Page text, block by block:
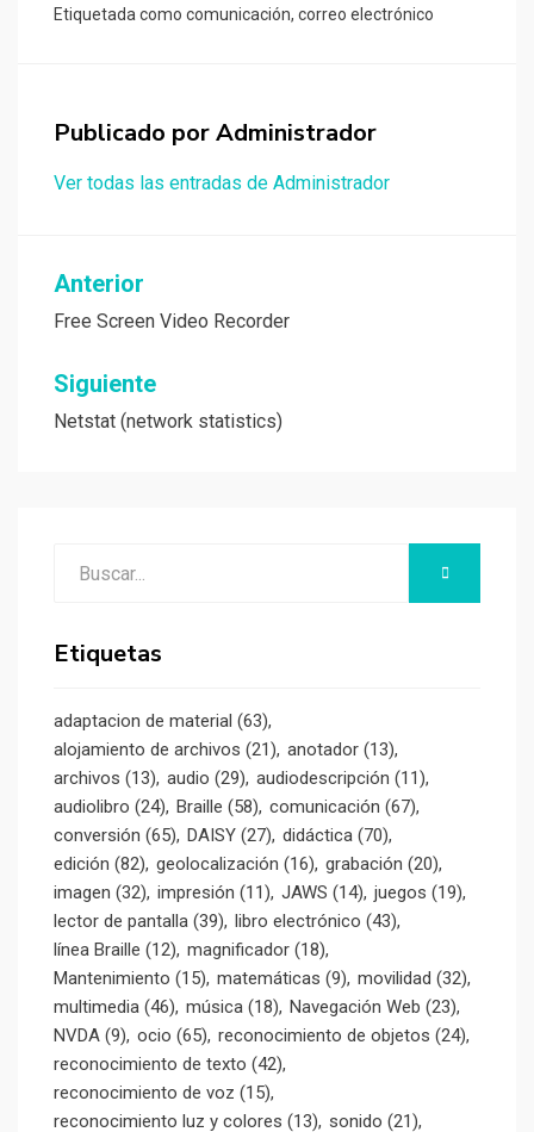
Etiquetada como comunicación, correo electrónico
Publicado porAdministrador
Ver todas las entradas de Administrador
Navegación
de
entradas
Anterior
Free Screen Video Recorder
Siguiente
Netstat (network statistics)
BUSCAR
Etiquetas
adaptacion de material (63)
alojamiento de archivos (21) anotador (13)
archivos (13) audio (29) audiodescripción (11)
audiolibro (24) Braille (58) comunicación (67)
conversión (65) DAISY (27) didáctica (70)
edición (82) geolocalización (16) grabación (20)
imagen (32) impresión (11) JAWS (14) juegos (19)
lector de pantalla (39) libro electrónico (43)
línea Braille (12) magnificador (18)
Mantenimiento (15) matemáticas (9) movilidad (32)
multimedia (46) música (18) Navegación Web (23)
NVDA (9) ocio (65) reconocimiento de objetos (24)
reconocimiento de texto (42)
reconocimiento de voz (15)
reconocimiento luz y colores (13) sonido (21)